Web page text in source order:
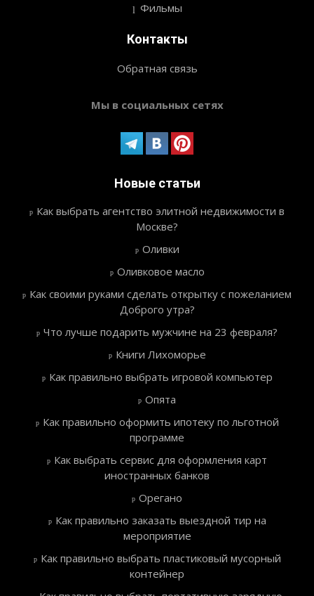
Фильмы
Контакты
Обратная связь
Мы в социальных сетях
Новые статьи
Как выбрать агентство элитной недвижимости в
Москве?
Оливки
Оливковое масло
Как своими руками сделать открытку с пожеланием
Доброго утра?
Что лучше подарить мужчине на 23 февраля?
Книги Лихоморье
Как правильно выбрать игровой компьютер
Опята
Как правильно оформить ипотеку по льготной
программе
Как выбрать сервис для оформления карт
иностранных банков
Орегано
Как правильно заказать выездной тир на
мероприятие
Как правильно выбрать пластиковый мусорный
контейнер